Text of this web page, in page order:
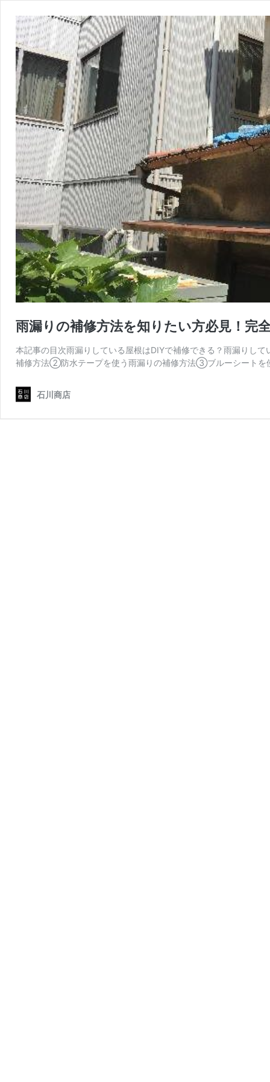
雨漏りの補修方法を知りたい方必見！完
本記事の目次雨漏りしている屋根はDIYで補修できる？雨漏りし
補修方法②防水テープを使う雨漏りの補修方法③ブルーシートを
石川商店